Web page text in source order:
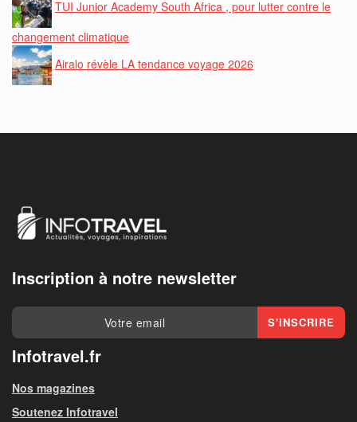
TUI Junior Academy South Africa , pour lutter contre le
changement climatique
Airalo révèle LA tendance voyage 2026
Inscription à notre newsletter
Infotravel.fr
Nos magazines
Soutenez Infotravel